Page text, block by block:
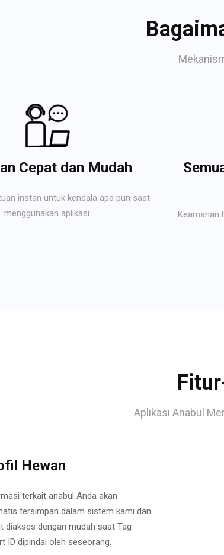
Cepat dan Mudah
instan untuk kendala apa pun saat
menggunakan aplikasi.
Keamanan
Aplikasi Anabul
Hewan
terkait anabul Anda akan
tersimpan dalam sistem kami dan
diakses dengan mudah saat Tag
ID dipindai oleh seseorang.